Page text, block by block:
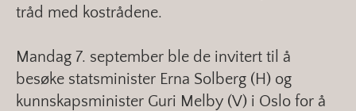
tråd med kostrådene.
Mandag 7. september ble de invitert til å
besøke statsminister Erna Solberg (H) og
kunnskapsminister Guri Melby (V) i Oslo for å